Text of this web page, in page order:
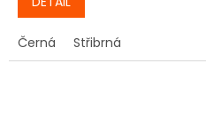
Černá Střibrná